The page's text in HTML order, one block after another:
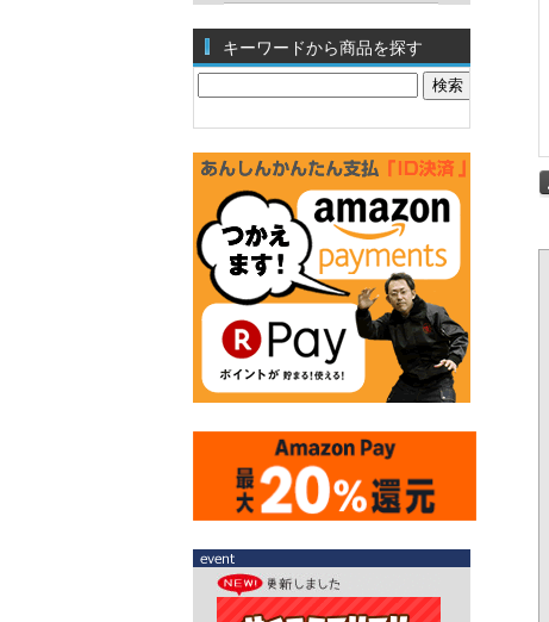
キーワードから商品を探す